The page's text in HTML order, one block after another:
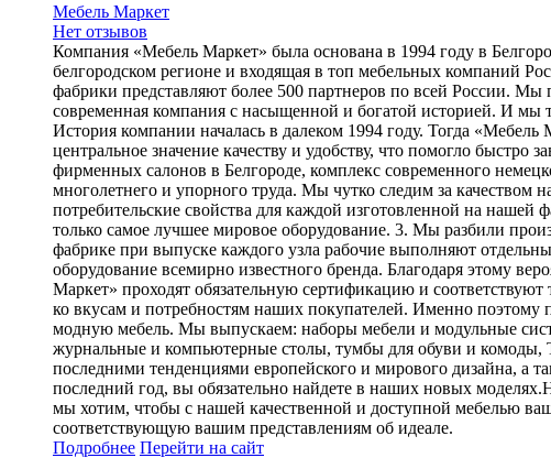
Мебель Маркет
Нет отзывов
Компания «Мебель Маркет» была основана в 1994 году в
белгородском регионе и входящая в топ мебельных компаний
фабрики представляют более 500 партнеров по всей России.
современная компания с насыщенной и богатой историей. И
История компании началась в далеком 1994 году. Тогда
центральное значение качеству и удобству, что помогло
фирменных салонов в Белгороде, комплекс современного
многолетнего и упорного труда. Мы чутко следим за качеством
потребительские свойства для каждой изготовленной на
только самое лучшее мировое оборудование. 3. Мы разбили
фабрике при выпуске каждого узла рабочие выполняют
оборудование всемирно известного бренда. Благодаря этому
Маркет» проходят обязательную сертификацию и
ко вкусам и потребностям наших покупателей. Именно
модную мебель. Мы выпускаем: наборы мебели и модульные
журнальные и компьютерные столы, тумбы для обуви и комоды,
последними тенденциями европейского и мирового дизайна, а
последний год, вы обязательно найдете в наших новых
мы хотим, чтобы с нашей качественной и доступной мебелью
соответствующую вашим представлениям об идеале.
Подробнее Перейти на сайт